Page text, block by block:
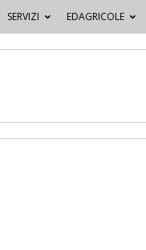
SERVIZI EDAGRICOLE